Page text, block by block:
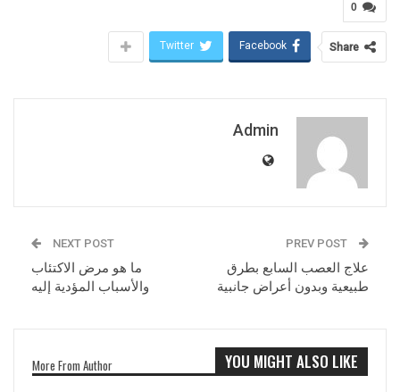
0
Share
Facebook
Twitter
Admin
علاج العصب السابع بطرق
طبيعية وبدون أعراض جانبية
NEXT POST
ما هو مرض الاكتئاب
والأسباب المؤدية إليه
YOU MIGHT ALSO LIKE
More From Author